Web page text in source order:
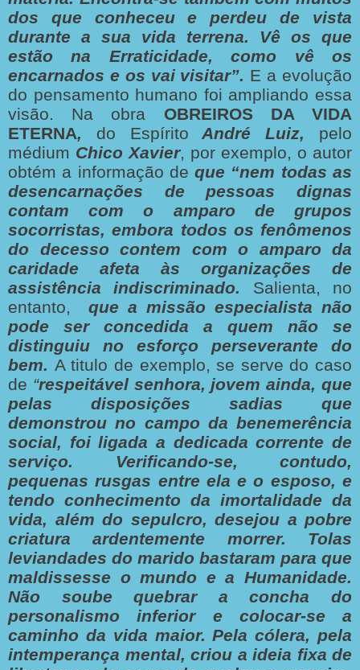
dos que conheceu e perdeu de vista
durante a sua vida terrena. Vê os que
estão na Erraticidade, como vê os
encarnados e os vai visitar”. E a evolução
do pensamento humano foi ampliando essa
visão. Na obra
OBREIROS DA VIDA
ETERNA, do Espírito André Luiz, pelo
médium Chico Xavier, por exemplo, o autor
obtém a informação deque “nem todas as
desencarnações de pessoas dignas
contam com o amparo de grupos
socorristas, embora todos os fenômenos
do decesso contem com o amparo da
caridade afeta às organizações de
assistência indiscriminado. Salienta, no
entanto, que a missão especialista não
pode ser concedida a quem não se
distinguiu no esforço perseverante do
bem. A titulo de exemplo, se serve do caso
de “respeitável senhora, jovem ainda, que
pelas disposições sadias que
demonstrou no campo da benemerência
social, foi ligada a dedicada corrente de
serviço. Verificando-se, contudo,
pequenas rusgas entre ela e o esposo, e
tendo conhecimento da imortalidade da
vida, além do sepulcro, desejou a pobre
criatura ardentemente morrer. Tolas
leviandades do marido bastaram para que
maldissesse o mundo e a Humanidade.
Não soube quebrar a concha do
personalismo inferior e colocar-se a
caminho da vida maior. Pela cólera, pela
intemperança mental, criou a ideia fixa de